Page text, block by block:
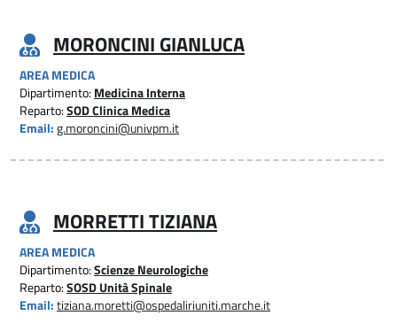
MORONCINI GIANLUCA
AREA MEDICA
Dipartimento: Medicina Interna
Reparto:SOD Clinica Medica
Email: g.moroncini@univpm.it
MORRETTI TIZIANA
AREA MEDICA
Dipartimento:Scienze Neurologiche
Reparto:SOSD Unità Spinale
Email: tiziana.moretti@ospedaliriuniti.marche.it